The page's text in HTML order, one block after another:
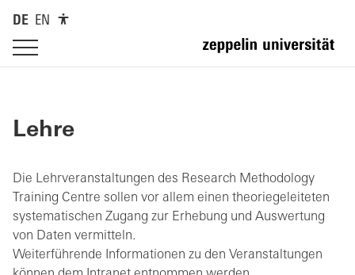
DE EN
Lehre
Die Lehrveranstaltungen des Research Methodology
Training Centre sollen vor allem einen theoriegeleiteten
systematischen Zugang zur Erhebung und Auswertung
von Daten vermitteln.
Weiterführende Informationen zu den Veranstaltungen